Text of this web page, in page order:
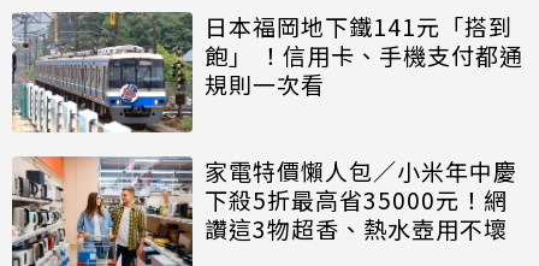
日本福岡地下鐵141元「搭到
飽」 ！信用卡、手機支付都通
規則一次看
家電特價懶人包／小米年中慶
下殺5折最高省35000元！網
讚這3物超香、熱水壺用不壞